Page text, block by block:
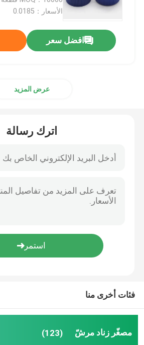
مضخة مستحضرات التجميل الصيدلي
زناد مضخة مرشّ
مضخة العطور البخاخ
دقيق سديم مرشّ
أنبوب ملمع الشفاه
الأسعار：0.0185
افضل سعر
عرض المزيد
اترك رسالة
فئات أخرى منا
مصغّر زناد مرشّ (123)